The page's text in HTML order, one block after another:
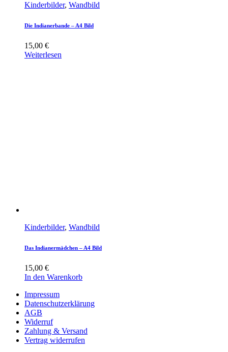
Kinderbilder, Wandbild
Die Indianerbande – A4 Bild
15,00 €
Weiterlesen
Kinderbilder, Wandbild
Das Indianermädchen – A4 Bild
15,00 €
In den Warenkorb
Impressum
Datenschutzerklärung
AGB
Widerruf
Zahlung & Versand
Vertrag widerrufen